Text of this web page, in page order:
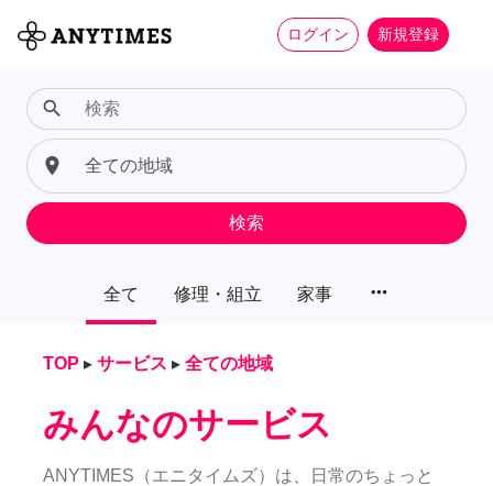
ログイン 新規登録
全て 修理・組立 家事 more_horiz
search
place
検索
TOP ▸ サービス ▸ 全ての地域
みんなのサービス
ANYTIMES（エニタイムズ）は、日常のちょっと